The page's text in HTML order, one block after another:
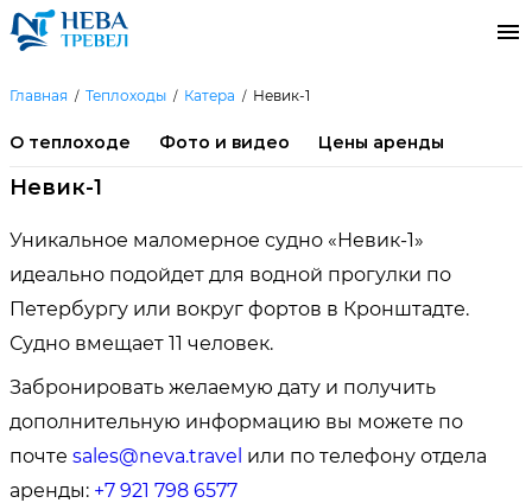
Главная Теплоходы Катера Невик-1
О теплоходе Фото и видео Цены аренды
Невик-1
Уникальное маломерное судно «Невик-1»
идеально подойдет для водной прогулки по
Петербургу или вокруг фортов в Кронштадте.
Судно вмещает 11 человек.
Забронировать желаемую дату и получить
дополнительную информацию вы можете по
почте sales@neva.travel или по телефону отдела
аренды: +7 921 798 6577